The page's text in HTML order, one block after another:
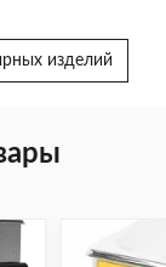
изделий